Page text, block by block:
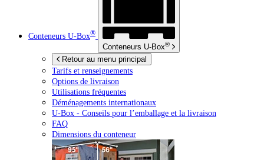
Conteneurs U-Box®
Conteneurs U-Box®
Retour au menu principal
Tarifs et renseignements
Options de livraison
Utilisations fréquentes
Déménagements internationaux
U-Box - Conseils pour l’emballage et la livraison
FAQ
Dimensions du conteneur